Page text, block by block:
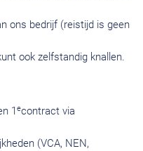
ons bedrijf (reistijd is geen
ook zelfstandig knallen.
1 econtract via
(VCA, NEN,